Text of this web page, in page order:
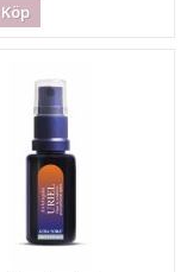
Köp